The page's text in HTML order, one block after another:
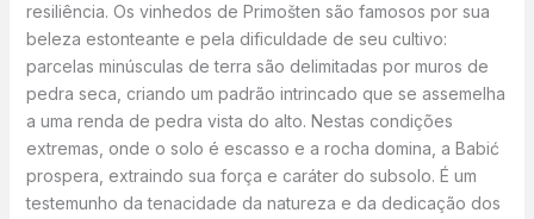
resiliência. Os vinhedos de Primošten são famosos por sua
beleza estonteante e pela dificuldade de seu cultivo:
parcelas minúsculas de terra são delimitadas por muros de
pedra seca, criando um padrão intrincado que se assemelha
a uma renda de pedra vista do alto. Nestas condições
extremas, onde o solo é escasso e a rocha domina, a Babić
prospera, extraindo sua força e caráter do subsolo. É um
testemunho da tenacidade da natureza e da dedicação dos